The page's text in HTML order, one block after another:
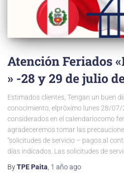
Atención Feriados
» -28 y 29 de julio
Estimados clientes, Tengan un buen
conocimiento, elpróximo lunes 28/
considerados en el calendariocomo
agradeceremos tomar las
“solicitudes de servicio – pagos al
días indicados. Las solicitudes de
ByTPE Paita 1 añoago